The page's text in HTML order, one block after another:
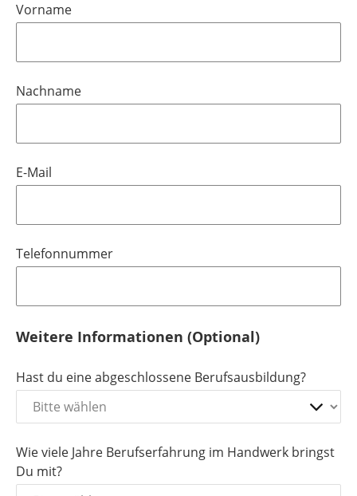
Vorname
Nachname
E-Mail
Telefonnummer
Weitere Informationen (Optional)
Hast du eine abgeschlossene Berufsausbildung?
Wie viele Jahre Berufserfahrung im Handwerk bringst
Du mit?